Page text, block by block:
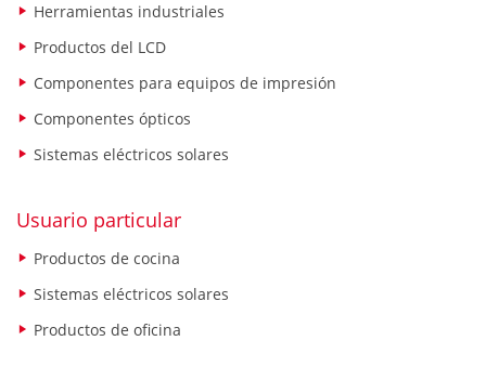
Herramientas industriales
Productos del LCD
Componentes para equipos de impresión
Componentes ópticos
Sistemas eléctricos solares
Usuario particular
Productos de cocina
Sistemas eléctricos solares
Productos de oficina